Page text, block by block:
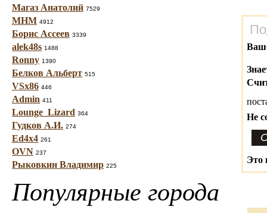
Магаз Анатолий 7529
МНМ 4912
Борис Ассеев 3339
alek48s 1488
Ronny 1390
Белков Альберт 515
VSx86 446
Admin 411
Lounge_Lizard 364
Гудков А.И. 274
Ed4x4 261
OVN 237
Рыковкин Владимир 225
Популярные города
Не
Это